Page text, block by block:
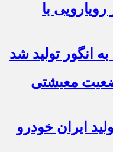
با
انگور تولید شد
لایحه بودجه 99 وضعیت معیشتی
تولید ایران خودرو